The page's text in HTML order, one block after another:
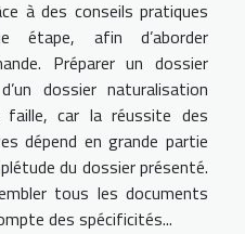
à des conseils pratiques
étape, afin d’aborder
Préparer un dossier
dossier naturalisation
faille, car la réussite des
dépend en grande partie
du dossier présenté.
tous les documents
des spécificités...